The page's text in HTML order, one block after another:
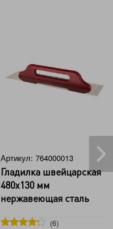
Артикул: 764000013
Гладилка швейцарская
480x130 мм
нержавеющая сталь
6